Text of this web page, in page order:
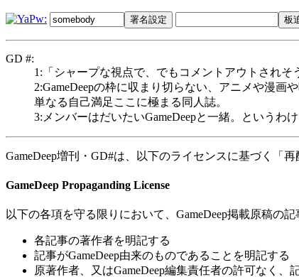
GD #:
1:「シャープな視点で、でもコメントアウトされ
2:GameDeepの枠に収まり切らない、アニメや漫画
単なる自己満足ここに極まる同人誌。
3:メンバーはだいたいGameDeepと一緒。というわ
GameDeep増刊・GD#は、以下のライセンスに基づく「再
GameDeep Propaganding License
以下の各項を守る限りにおいて、GameDeep掲載原稿の
各記事の著作者を明記する
記事がGameDeep由来のものであることを明記する
原著作者、又はGameDeep編集責任者の許可なく、